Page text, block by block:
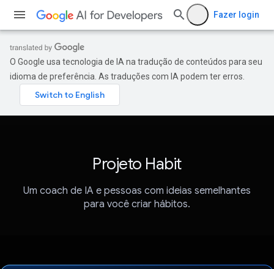
Fazer login
O Google usa tecnologia de IA na tradução de conteúdos para seu
idioma de preferência. As traduções com IA podem ter erros.
Projeto Habit
Um coach de IA e pessoas com ideias semelhantes
para você criar hábitos.